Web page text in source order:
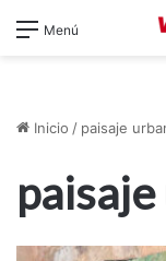
Menú
Inicio / paisaje